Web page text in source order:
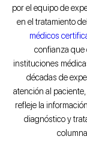
por el equipo de
en el tratamiento
médicos
confianza que
instituciones
décadas de
atención al
refleje la
diagnóstico y